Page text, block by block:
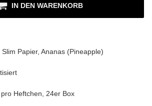
IN DEN WARENKORB
Papier, Ananas (Pineapple)
Heftchen, 24er Box